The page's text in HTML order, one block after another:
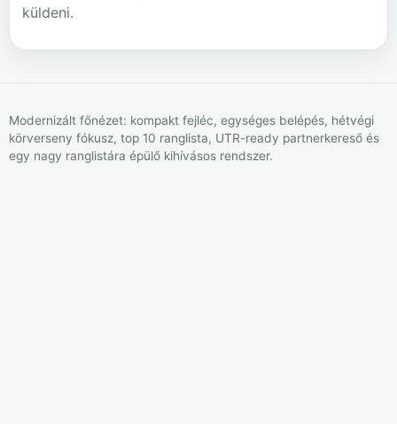
küldeni.
Modernizált főnézet: kompakt fejléc, egységes belépés, hétvégi
körverseny fókusz, top 10 ranglista, UTR-ready partnerkereső és
egy nagy ranglistára épülő kihívásos rendszer.